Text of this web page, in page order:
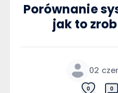
Porównanie
jak to
02
0 0